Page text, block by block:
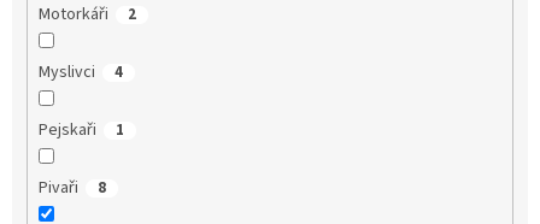
Motorkáři 2
Myslivci 4
Pejskaři 1
Pivaři 8